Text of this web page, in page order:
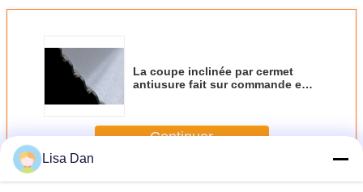
La coupe inclinée par cermet
antiusure fait sur commande en
Continuer
PlusLa coupe en métal scie des lames
Lisa Dan